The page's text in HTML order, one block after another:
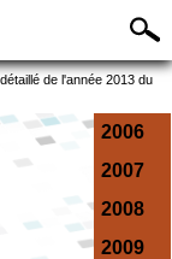
de l'année 2013 du
2006
2007
2008
2009